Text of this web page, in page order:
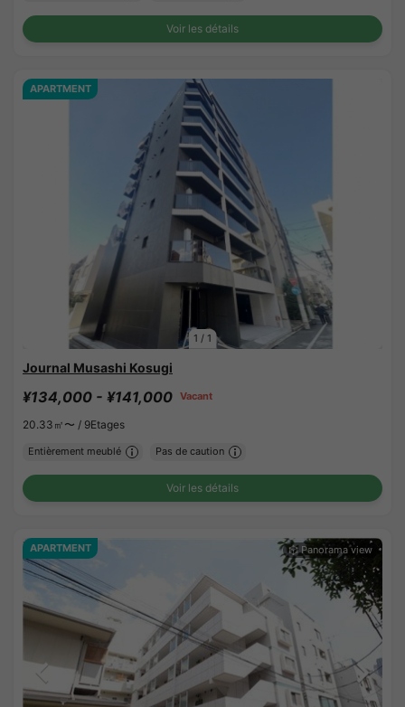
Voir les détails
1 / 1
APARTMENT
Journal Musashi Kosugi
¥134,000 - ¥141,000 Vacant
20.33㎡〜 / 9Etages
Entièrement meublé Pas de caution
Voir les détails
APARTMENT